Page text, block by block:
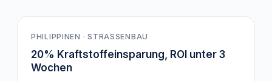
PHILIPPINEN · STRASSENBAU
20% Kraftstoffeinsparung, ROI unter 3
Wochen